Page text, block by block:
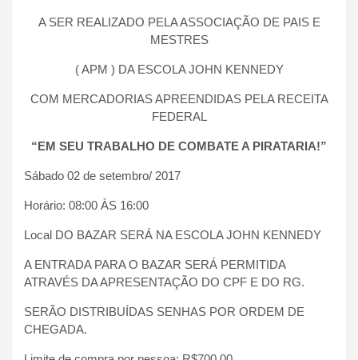
A SER REALIZADO PELA ASSOCIAÇÃO DE PAIS E
MESTRES
( APM ) DA ESCOLA JOHN KENNEDY
COM MERCADORIAS APREENDIDAS PELA RECEITA
FEDERAL
“EM SEU TRABALHO DE COMBATE A PIRATARIA!”
Sábado 02 de setembro/ 2017
Horário: 08:00 ÀS 16:00
Local DO BAZAR SERÁ NA ESCOLA JOHN KENNEDY
A ENTRADA PARA O BAZAR SERÁ PERMITIDA
ATRAVÉS DA APRESENTAÇÃO DO CPF E DO RG.
SERÃO DISTRIBUÍDAS SENHAS POR ORDEM DE
CHEGADA.